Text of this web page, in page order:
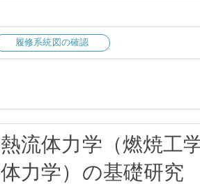
履修系統図の確認
熱流体力学（燃焼工
体力学）の基礎研究